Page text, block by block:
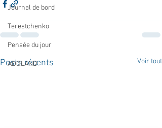
Journal de bord
Terestchenko
Pensée du jour
ADOLAND
Posts récents Voir tout